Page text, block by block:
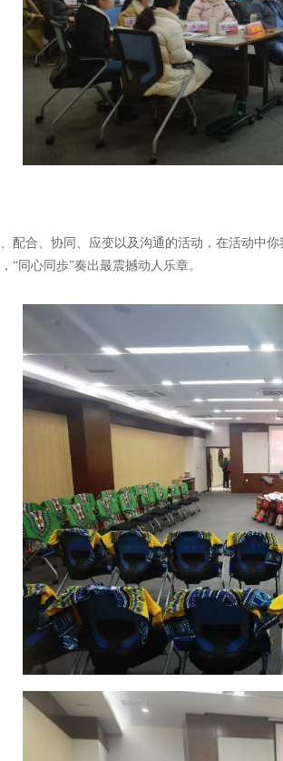
配合、协同、应变以及沟通的活动，在活动中
“同心同歩”奏出最震撼动人乐章。